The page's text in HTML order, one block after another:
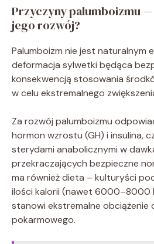
Przyczyny palumboizmu —
jego rozwój?
Palumboizm nie jest naturalnym
deformacja sylwetki będąca
konsekwencją stosowania
w celu ekstremalnego
Za rozwój palumboizmu
hormon wzrostu (GH) i insulina,
sterydami anabolicznymi w
przekraczających bezpieczne
ma również dieta – kulturyści
ilości kalorii (nawet 6000–8000
stanowi ekstremalne obciążenie
pokarmowego.